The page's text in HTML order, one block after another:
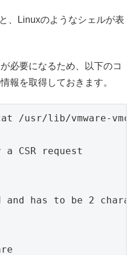
、Linuxのようなシェルが表
必要になるため、以下のコ
報を取得しておきます。
/usr/lib/vmware-
CSR request
and has to be 2